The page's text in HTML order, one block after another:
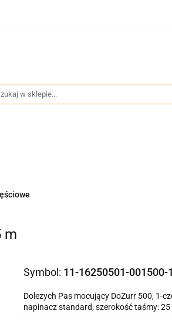
m
Symbol: 11-16250501-001500-
Dolezych Pas mocujący DoZurr 500, 1-
napinacz standard; szerokość taśmy: 25